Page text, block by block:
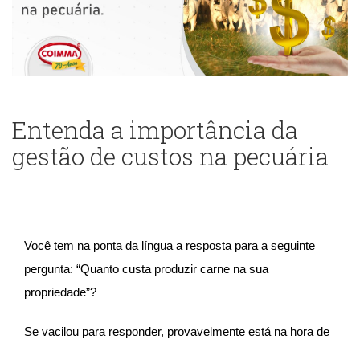
Entenda a importância da
gestão de custos na pecuária
Você tem na ponta da língua a resposta para a seguinte
pergunta: “Quanto custa produzir carne na sua
propriedade”?
Se vacilou para responder, provavelmente está na hora de